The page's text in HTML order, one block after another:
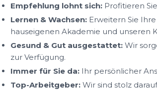
Empfehlung lohnt sich: Profitieren
Lernen & Wachsen: Erweitern Sie
hauseigenen Akademie und unseren
Gesund & Gut ausgestattet: Wir
zur Verfügung.
Immer für Sie da: Ihr persönlicher
Top-Arbeitgeber: Wir sind stolz